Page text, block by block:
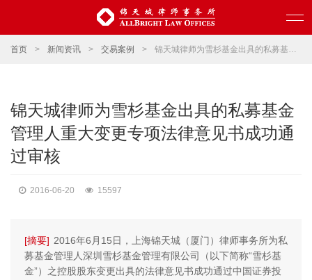
首页 > 新闻资讯 > 交易案例 > 锦天城律师为雪杉基金出具的私募基金管理人重大变更专项法律意见书成功通过审核
锦天城律师为雪杉基金出具的私募基金
管理人重大变更专项法律意见书成功通
过审核
2016-06-20 15597
[摘要] 2016年6月15日，上海锦天城（厦门）律师事务所为私
募基金管理人深圳雪杉基金管理有限公司（以下简称“雪杉基
金”）之控股股东变更出具的法律意见书成功通过中国证券投